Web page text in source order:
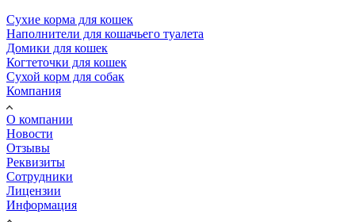
Сухие корма для кошек
Наполнители для кошачьего туалета
Домики для кошек
Когтеточки для кошек
Сухой корм для собак
Компания
О компании
Новости
Отзывы
Реквизиты
Сотрудники
Лицензии
Информация